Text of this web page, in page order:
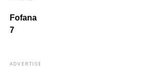
Fofana
7
ADVERTISEMENT